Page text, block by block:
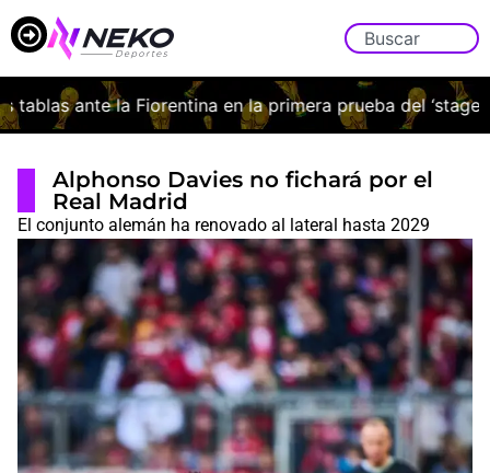
ante la Fiorentina en la primera prueba del ‘stage’
Alphonso Davies no fichará por el
Real Madrid
El conjunto alemán ha renovado al lateral hasta 2029